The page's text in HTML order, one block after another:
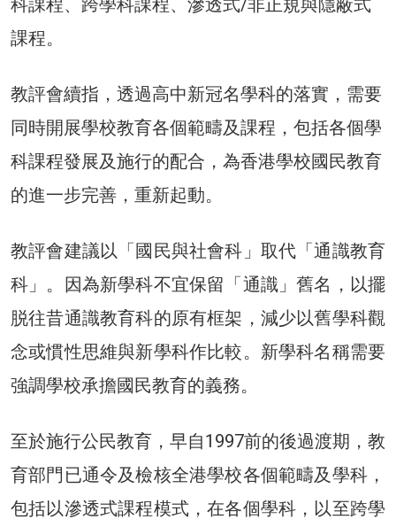
課程。
教評會續指，透過高中新冠名學科的落實，需要
同時開展學校教育各個範疇及課程，包括各個學
科課程發展及施行的配合，為香港學校國民教育
的進一步完善，重新起動。
教評會建議以「國民與社會科」取代「通識教育
科」。因為新學科不宜保留「通識」舊名，以擺
脱往昔通識教育科的原有框架，減少以舊學科觀
念或慣性思維與新學科作比較。新學科名稱需要
強調學校承擔國民教育的義務。
至於施行公民教育，早自1997前的後過渡期，教
育部門已通令及檢核全港學校各個範疇及學科，
包括以滲透式課程模式，在各個學科，以至跨學